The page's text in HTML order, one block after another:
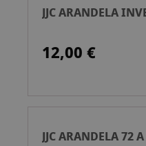
JJC ARANDELA
12,00 €
JJC ARANDELA 72